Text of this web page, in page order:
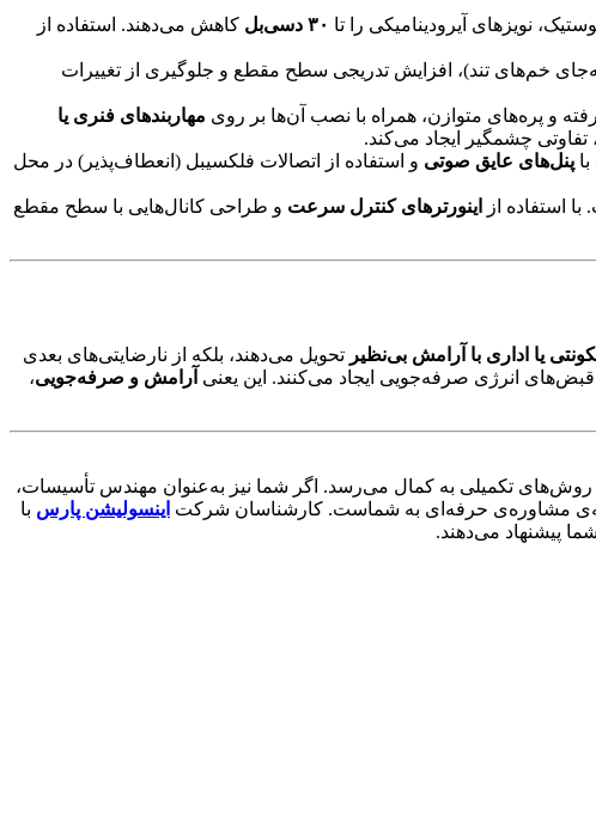
نویزهای آیرودینامیکی را تا ۳۰ دسی‌بل
کاهش می‌دهند. استفاده از
خم‌های تند)، افزایش تدریجی سطح مقطع و جلوگیری از تغییرات
و پره‌های متوازن، همراه با نصب آن‌ها بر روی مهاربندهای فنری یا
تفاوتی چشمگیر ایجاد می‌کند.
پنل‌های عایق صوتی و استفاده از اتصالات فلکسیبل (انعطاف‌پذیر) در محل
اینورترهای کنترل سرعت و طراحی کانال‌هایی با سطح مقطع
یا اداری با آرامش بی‌نظیر تحویل می‌دهند، بلکه از نارضایتی‌های بعدی
انرژی صرفه‌جویی ایجاد می‌کنند. این یعنی آرامش و صرفه‌جویی،
روش‌های تکمیلی به کمال می‌رسد. اگر شما نیز به‌عنوان مهندس تأسیسات،
مشاوره‌ی حرفه‌ای به شماست. کارشناسان شرکت اینسولیشن پارس با
پیشنهاد می‌دهند.